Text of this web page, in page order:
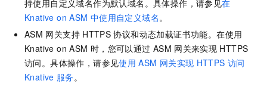
持使用自定义域名作为默认域名。具体操作，请参见在
Knative on ASM 中使用自定义域名 。
ASM 网关支持 HTTPS 协议和动态加载证书功能。在使用
Knative on ASM 时，您可以通过 ASM 网关来实现 HTTPS
访问。具体操作，请参见使用 ASM 网关实现 HTTPS 访问
Knative 服务 。